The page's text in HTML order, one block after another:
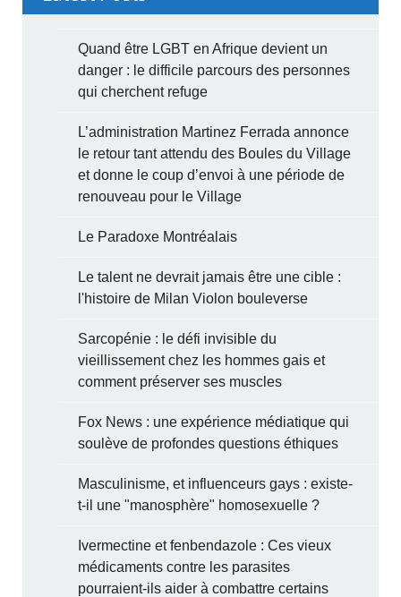
Quand être LGBT en Afrique devient un
danger : le difficile parcours des personnes
qui cherchent refuge
L’administration Martinez Ferrada annonce
le retour tant attendu des Boules du Village
et donne le coup d’envoi à une période de
renouveau pour le Village
Le Paradoxe Montréalais
Le talent ne devrait jamais être une cible :
l'histoire de Milan Violon bouleverse
Sarcopénie : le défi invisible du
vieillissement chez les hommes gais et
comment préserver ses muscles
Fox News : une expérience médiatique qui
soulève de profondes questions éthiques
Masculinisme, et influenceurs gays : existe-
t-il une "manosphère" homosexuelle ?
Ivermectine et fenbendazole : Ces vieux
médicaments contre les parasites
pourraient-ils aider à combattre certains